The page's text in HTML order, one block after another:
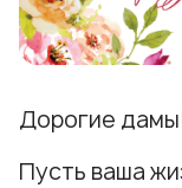
Дорогие
Пусть ваша